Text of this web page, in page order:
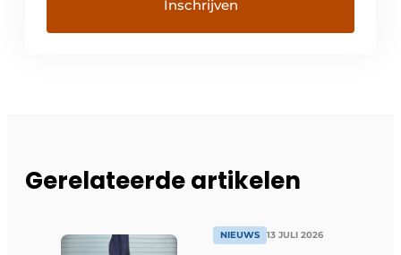
Gerelateerde artikelen
NIEUWS 13 JULI 2026